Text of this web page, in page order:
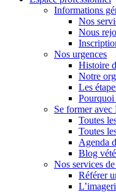
Informations
Nos
Nous
Nos urgences
Histoire
Notre
Les
Pourquoi
Se former avec
Toutes
Toutes
Agenda
Blog
Nos services
Référer